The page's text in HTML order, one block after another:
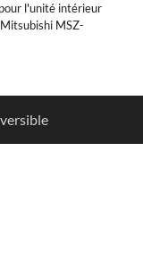
l'unité intérieur
MSZ-